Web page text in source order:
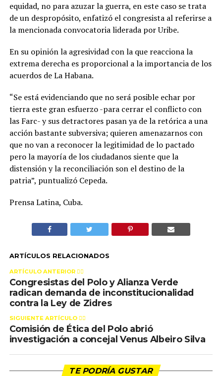
equidad, no para azuzar la guerra, en este caso se trata
de un despropósito, enfatizó el congresista al referirse a
la mencionada convocatoria liderada por Uribe.
En su opinión la agresividad con la que reacciona la
extrema derecha es proporcional a la importancia de los
acuerdos de La Habana.
“Se está evidenciando que no será posible echar por
tierra este gran esfuerzo -para cerrar el conflicto con
las Farc- y sus detractores pasan ya de la retórica a una
acción bastante subversiva; quieren amenazarnos con
que no van a reconocer la legitimidad de lo pactado
pero la mayoría de los ciudadanos siente que la
distensión y la reconciliación son el destino de la
patria”, puntualizó Cepeda.
Prensa Latina, Cuba.
ARTÍCULOS RELACIONADOS
ARTÍCULO ANTERIOR 👉🏻
Congresistas del Polo y Alianza Verde
radican demanda de inconstitucionalidad
contra la Ley de Zidres
SIGUIENTE ARTÍCULO 👈🏻
Comisión de Ética del Polo abrió
investigación a concejal Venus Albeiro Silva
TE PODRÍA GUSTAR